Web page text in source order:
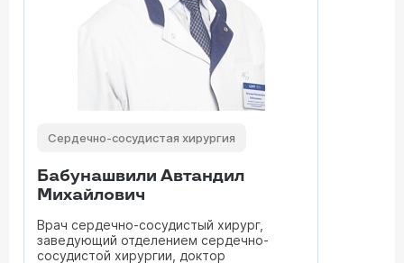
Сердечно-сосудистая хирургия
Бабунашвили Автандил
Михайлович
Врач сердечно-сосудистый хирург,
заведующий отделением сердечно-
сосудистой хирургии, доктор